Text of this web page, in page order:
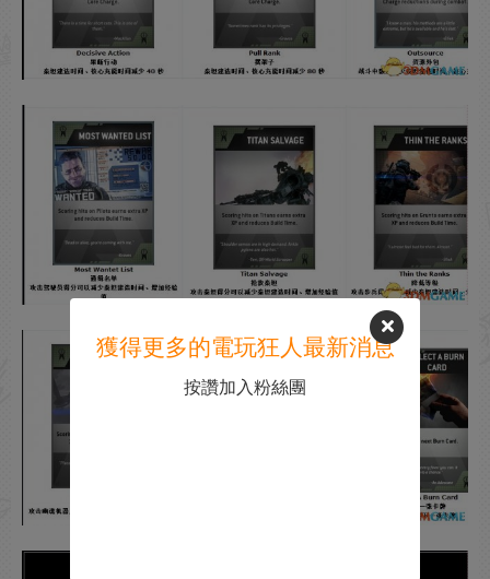
獲得更多的電玩狂人最新消息
按讚加入粉絲團